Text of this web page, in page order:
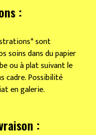
:
sont
soins dans du papier
ou à plat suivant le
cadre. Possibilité
en galerie.
: